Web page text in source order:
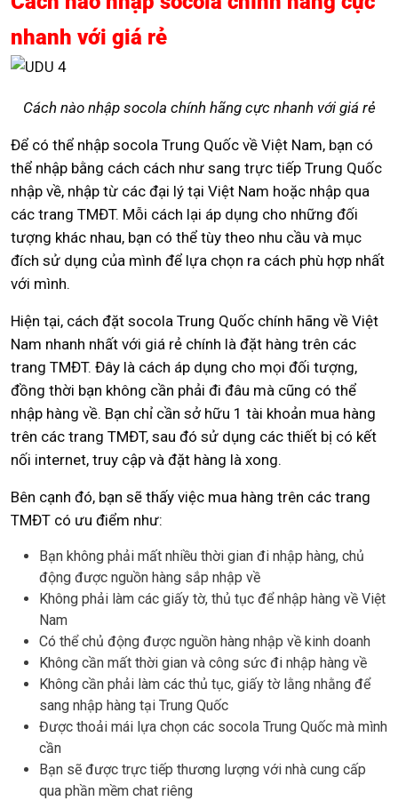
nhanh với giá rẻ
Cách nào nhập socola chính hãng cực nhanh với giá rẻ
Để có thể nhập socola Trung Quốc về Việt Nam, bạn có
thể nhập bằng cách cách như sang trực tiếp Trung Quốc
nhập về, nhập từ các đại lý tại Việt Nam hoặc nhập qua
các trang TMĐT. Mỗi cách lại áp dụng cho những đối
tượng khác nhau, bạn có thể tùy theo nhu cầu và mục
đích sử dụng của mình để lựa chọn ra cách phù hợp nhất
với mình.
Hiện tại, cách đặt socola Trung Quốc chính hãng về Việt
Nam nhanh nhất với giá rẻ chính là đặt hàng trên các
trang TMĐT. Đây là cách áp dụng cho mọi đối tượng,
đồng thời bạn không cần phải đi đâu mà cũng có thể
nhập hàng về. Bạn chỉ cần sở hữu 1 tài khoản mua hàng
trên các trang TMĐT, sau đó sử dụng các thiết bị có kết
nối internet, truy cập và đặt hàng là xong.
Bên cạnh đó, bạn sẽ thấy việc mua hàng trên các trang
TMĐT có ưu điểm như:
Bạn không phải mất nhiều thời gian đi nhập hàng, chủ
động được nguồn hàng sắp nhập về
Không phải làm các giấy tờ, thủ tục để nhập hàng về Việt
Nam
Có thể chủ động được nguồn hàng nhập về kinh doanh
Không cần mất thời gian và công sức đi nhập hàng về
Không cần phải làm các thủ tục, giấy tờ lằng nhằng để
sang nhập hàng tại Trung Quốc
Được thoải mái lựa chọn các socola Trung Quốc mà mình
cần
Bạn sẽ được trực tiếp thương lượng với nhà cung cấp
qua phần mềm chat riêng